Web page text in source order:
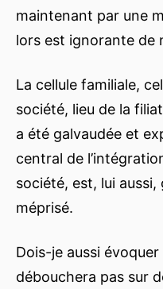
maintenant par une
lors est ignorante de
La cellule familiale,
société, lieu de la
a été galvaudée et
central de
société, est, lui
méprisé.
Dois-je aussi
débouchera pas sur